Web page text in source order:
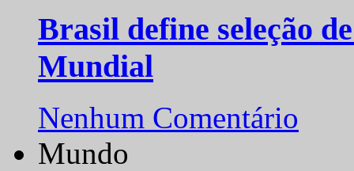
Brasil define seleção
Mundial
Nenhum Comentário
Mundo